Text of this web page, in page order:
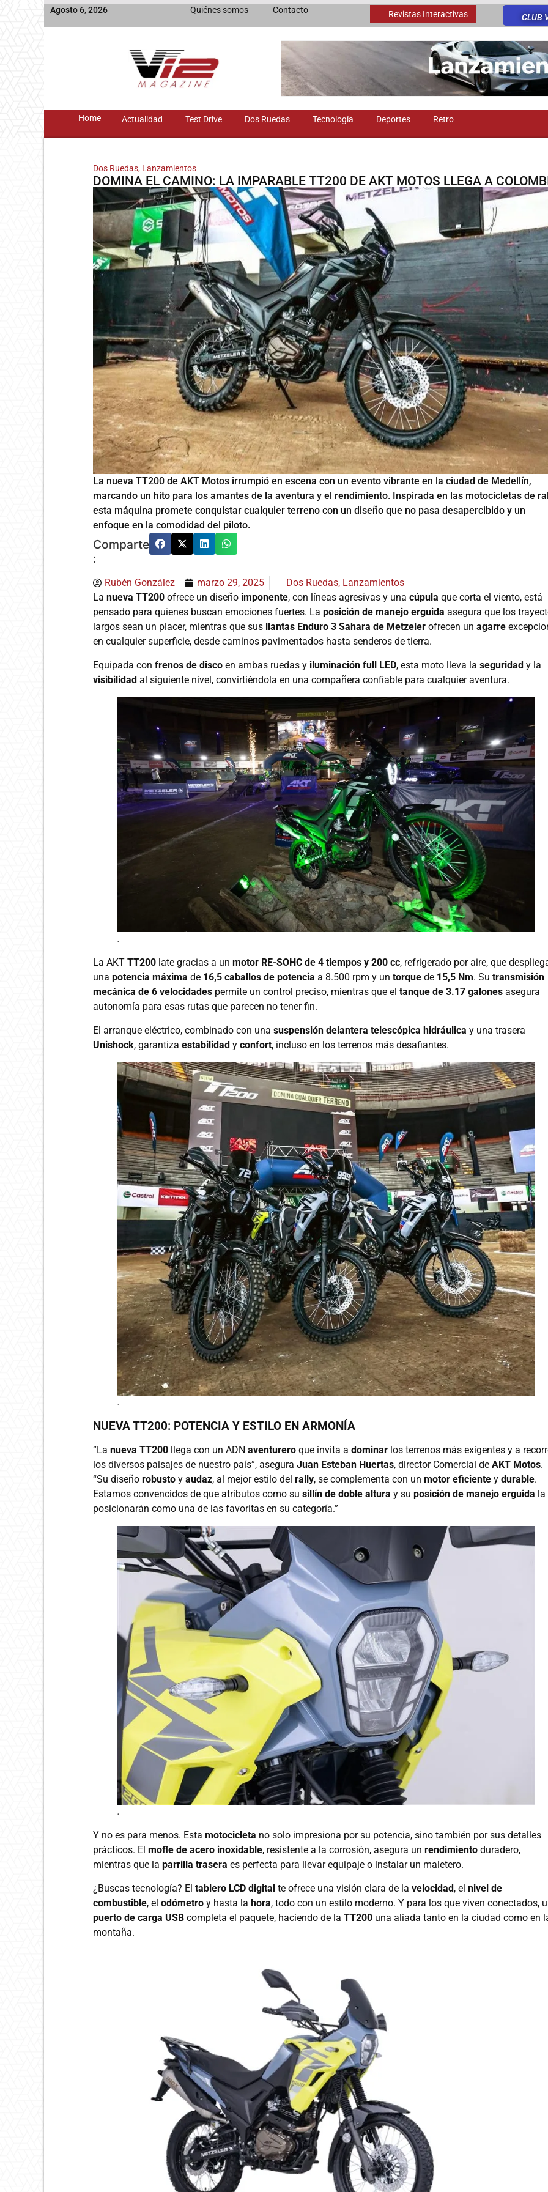
Agosto 6, 2026 Quiénes somos Contacto Revistas Interactivas CLUB
Home Actualidad Test Drive Dos Ruedas Tecnología Deportes Retro
Dos Ruedas, Lanzamientos
DOMINA EL CAMINO: LA IMPARABLE TT200 DE AKT MOTOS LLEGA A
La nueva TT200 de AKT Motos irrumpió en escena con un evento vibrante en la ciudad de Medellín,
marcando un hito para los amantes de la aventura y el rendimiento. Inspirada en las motocicletas de
esta máquina promete conquistar cualquier terreno con un diseño que no pasa desapercibido y un
enfoque en la comodidad del piloto.
Comparte
:
Rubén González marzo 29, 2025 Dos Ruedas, Lanzamientos
La nueva TT200 ofrece un diseño imponente, con líneas agresivas y una cúpula que corta el viento, está
pensado para quienes buscan emociones fuertes. La posición de manejo erguida asegura que los
largos sean un placer, mientras que sus
llantas Enduro 3 Sahara de Metzeler ofrecen un agarre
en cualquier superficie, desde caminos pavimentados hasta senderos de tierra.
Equipada con frenos de disco en ambas ruedas y iluminación full LED, esta moto lleva la seguridad y la
visibilidad al siguiente nivel, convirtiéndola en una compañera confiable para cualquier aventura.
.
La AKT TT200 late gracias a un motor RE-SOHC de 4 tiempos y 200 cc, refrigerado por aire, que
una potencia máxima de 16,5 caballos de potencia a 8.500 rpm y un torque de 15,5 Nm. Su transmisión
mecánica de 6 velocidades permite un control preciso, mientras que el tanque de 3.17 galones asegura
autonomía para esas rutas que parecen no tener fin.
El arranque eléctrico, combinado con una suspensión delantera telescópica hidráulica y una trasera
Unishock, garantiza estabilidad y confort, incluso en los terrenos más desafiantes.
.
NUEVA TT200: POTENCIA Y ESTILO EN ARMONÍA
“La nueva TT200 llega con un ADN aventurero que invita a dominar los terrenos más exigentes y a
los diversos paisajes de nuestro país”, asegura Juan Esteban Huertas, director Comercial de AKT Motos.
“Su diseño robusto y audaz, al mejor estilo del rally, se complementa con un motor eficiente y durable.
Estamos convencidos de que atributos como su sillín de doble altura y su posición de manejo erguida la
posicionarán como una de las favoritas en su categoría.”
.
Y no es para menos. Esta motocicleta no solo impresiona por su potencia, sino también por sus detalles
prácticos. El mofle de acero inoxidable, resistente a la corrosión, asegura un rendimiento duradero,
mientras que la parrilla trasera es perfecta para llevar equipaje o instalar un maletero.
¿Buscas tecnología? El tablero LCD digital te ofrece una visión clara de la velocidad, el nivel de
combustible, el odómetro y hasta la hora, todo con un estilo moderno. Y para los que viven conectados,
puerto de carga USB completa el paquete, haciendo de la TT200 una aliada tanto en la ciudad como en
montaña.